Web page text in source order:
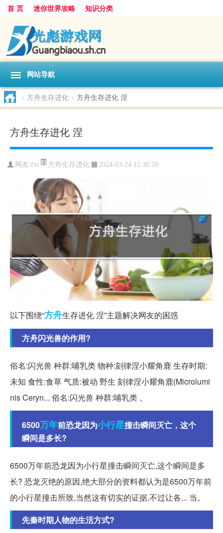
首 页 迷你世界攻略 知识分类
网站导航
> 方舟生存进化 > 方舟生存进化 涅
方舟生存进化 涅
网友:fzs 方舟生存进化 2024-03-24 15:30:59
以下围绕“方舟生存进化 涅”主题解决网友的困惑
方舟闪光兽的作用?
俗名:闪光兽 种群:哺乳类 物种:刻律涅小耀角鹿 生存时期:
未知 食性:食草 气质:被动 野生 刻律涅小耀角鹿(Microlumi
nis Ceryn... 俗名:闪光兽 种群:哺乳类 。
6500万年前恐龙因为小行星撞击瞬间灭亡，这个
瞬间是多长?
6500万年前恐龙因为小行星撞击瞬间灭亡,这个瞬间是多
长? 恐龙灭绝的原因,绝大部分的资料都认为是6500万年前
的小行星撞击所致,当然这有切实的证据,不过让各... 当。
先秦时期人物的生活方式?